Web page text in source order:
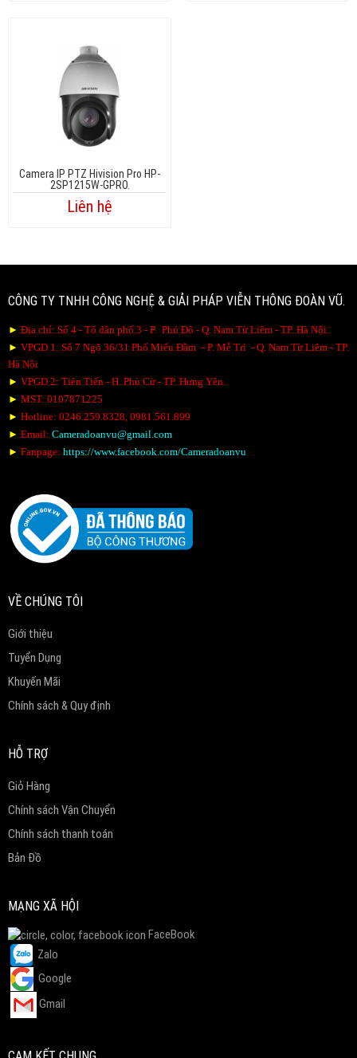
Camera IP PTZ Hivision Pro HP-
2SP1215W-GPRO.
Liên hệ
CÔNG TY TNHH CÔNG NGHỆ & GIẢI PHÁP VIỄN THÔNG ĐOÀN VŨ.
► Địa chỉ: Số 4 - Tổ dân phố 3 - P. Phú Đô - Q. Nam Từ Liêm - TP. Hà Nội.
► VPGD 1: Số 7 Ngõ 36/31 Phố Miếu Đầm - P. Mễ Trì - Q. Nam Từ Liêm - TP.
Hà Nội
► VPGD 2: Tiên Tiến - H. Phù Cừ - TP. Hưng Yên.
► MST: 0107871225
► Hotline: 0246.259.8328, 0981.561.899
► Email: Cameradoanvu@gmail.com
► Fanpage: https://www.facebook.com/Cameradoanvu
VỀ CHÚNG TÔI
Giới thiệu
Tuyển Dụng
Khuyến Mãi
Chính sách & Quy định
HỖ TRỢ
Giỏ Hàng
Chính sách Vận Chuyển
Chính sách thanh toán
Bản Đồ
MẠNG XÃ HỘI
FaceBook
Zalo
Google
Gmail